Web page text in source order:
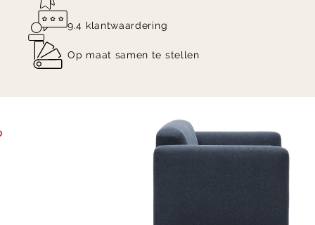
9.4 klantwaardering
Op maat samen te stellen
Item